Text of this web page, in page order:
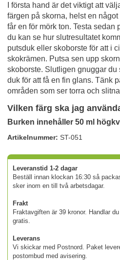
I första hand är det viktigt att
färgen på skorna, helst en
får en för mörk ton. Testa sedan
du kan se hur slutresultatet
putsduk eller skoborste för att i
skokrämen. Putsa sen upp
skoborste. Slutligen gnuggar du
duk för att få en fin glans. Tänk
områden som ser torra och
Vilken färg ska jag
Burken innehåller 50 ml
Artikelnummer: ST-051
Leveranstid 1-2 dagar
Beställ innan klockan 16:30 så
sker inom en till två arbetsdagar.
Frakt
Fraktavgiften är 39 kronor. Handlar
gratis.
Leverans
Vi skickar med Postnord. Paket
postombud med avisering.